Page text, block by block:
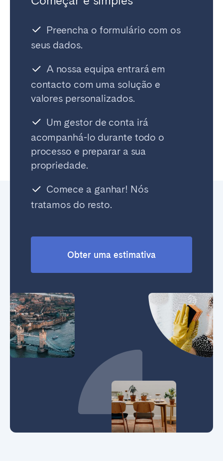
Preencha o formulário com os
seus dados.
A nossa equipa entrará em
contacto com uma solução e
valores personalizados.
Um gestor de conta irá
acompanhá-lo durante todo o
processo e preparar a sua
propriedade.
Comece a ganhar! Nós
tratamos do resto.
Obter uma estimativa